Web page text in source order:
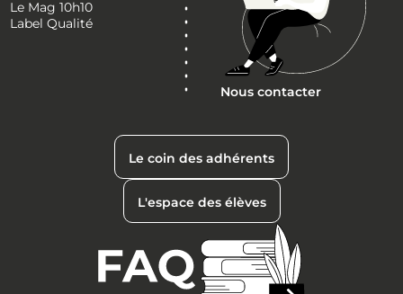
Le Mag 10h10
Label Qualité
Nous contacter
Le coin des adhérents
L'espace des élèves